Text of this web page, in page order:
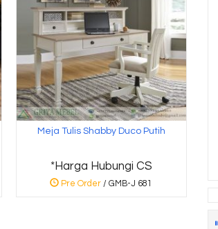
Meja Tulis Shabby Duco Putih
*Harga Hubungi CS
Pre Order / GMB-J 681